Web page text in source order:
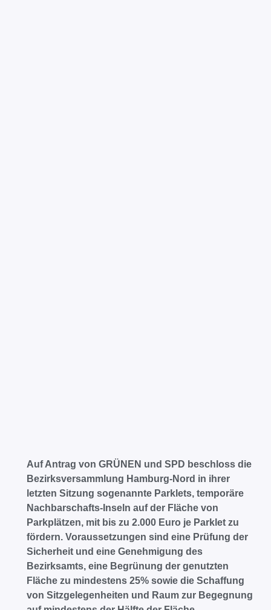
Auf Antrag von GRÜNEN und SPD beschloss die
Bezirksversammlung Hamburg-Nord in ihrer
letzten Sitzung sogenannte Parklets, temporäre
Nachbarschafts-Inseln auf der Fläche von
Parkplätzen, mit bis zu 2.000 Euro je Parklet zu
fördern. Voraussetzungen sind eine Prüfung der
Sicherheit und eine Genehmigung des
Bezirksamts, eine Begrünung der genutzten
Fläche zu mindestens 25% sowie die Schaffung
von Sitzgelegenheiten und Raum zur Begegnung